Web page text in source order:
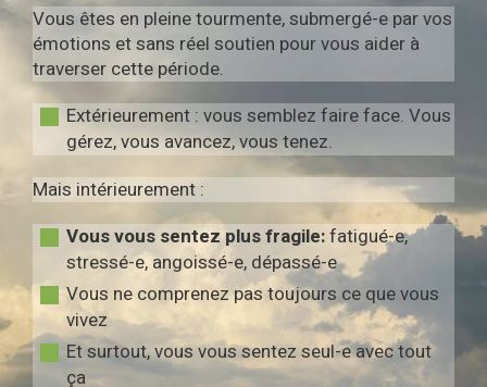
Vous êtes en pleine tourmente, submergé-e par vos
émotions et sans réel soutien pour vous aider à
traverser cette période.
Extérieurement : vous semblez faire face. Vous
gérez, vous avancez, vous tenez.
Mais intérieurement :
Vous vous sentez plus fragile:fatigué-e,
stressé-e, angoissé-e, dépassé-e
Vous ne comprenez pas toujours ce que vous
vivez
Et surtout, vous vous sentez seul-e avec tout
ça